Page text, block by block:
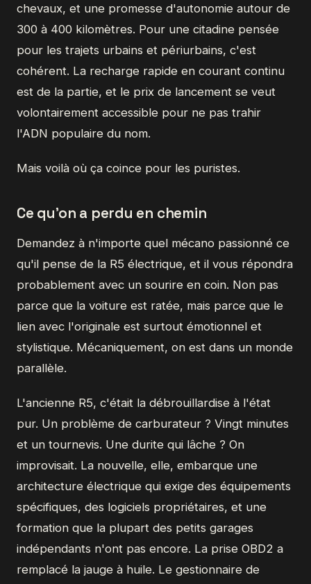
chevaux, et une promesse d'autonomie autour de
300 à 400 kilomètres. Pour une citadine pensée
pour les trajets urbains et périurbains, c'est
cohérent. La recharge rapide en courant continu
est de la partie, et le prix de lancement se veut
volontairement accessible pour ne pas trahir
l'ADN populaire du nom.
Mais voilà où ça coince pour les puristes.
Ce qu'on a perdu en chemin
Demandez à n'importe quel mécano passionné ce
qu'il pense de la R5 électrique, et il vous répondra
probablement avec un sourire en coin. Non pas
parce que la voiture est ratée, mais parce que le
lien avec l'originale est surtout émotionnel et
stylistique. Mécaniquement, on est dans un monde
parallèle.
L'ancienne R5, c'était la débrouillardise à l'état
pur. Un problème de carburateur ? Vingt minutes
et un tournevis. Une durite qui lâche ? On
improvisait. La nouvelle, elle, embarque une
architecture électrique qui exige des équipements
spécifiques, des logiciels propriétaires, et une
formation que la plupart des petits garages
indépendants n'ont pas encore. La prise OBD2 a
remplacé la jauge à huile. Le gestionnaire de